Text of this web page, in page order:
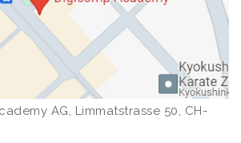
AG, Limmatstrasse 50, CH-